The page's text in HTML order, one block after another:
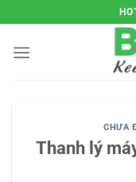
qua
nội
CHƯA
Thanh lý